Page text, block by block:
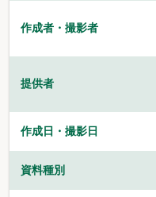
作成者・撮影者
提供者
作成日・撮影日
資料種別